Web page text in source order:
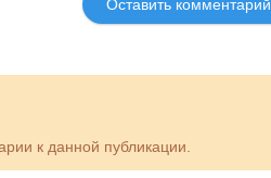
Оставить комментарий
к данной публикации.